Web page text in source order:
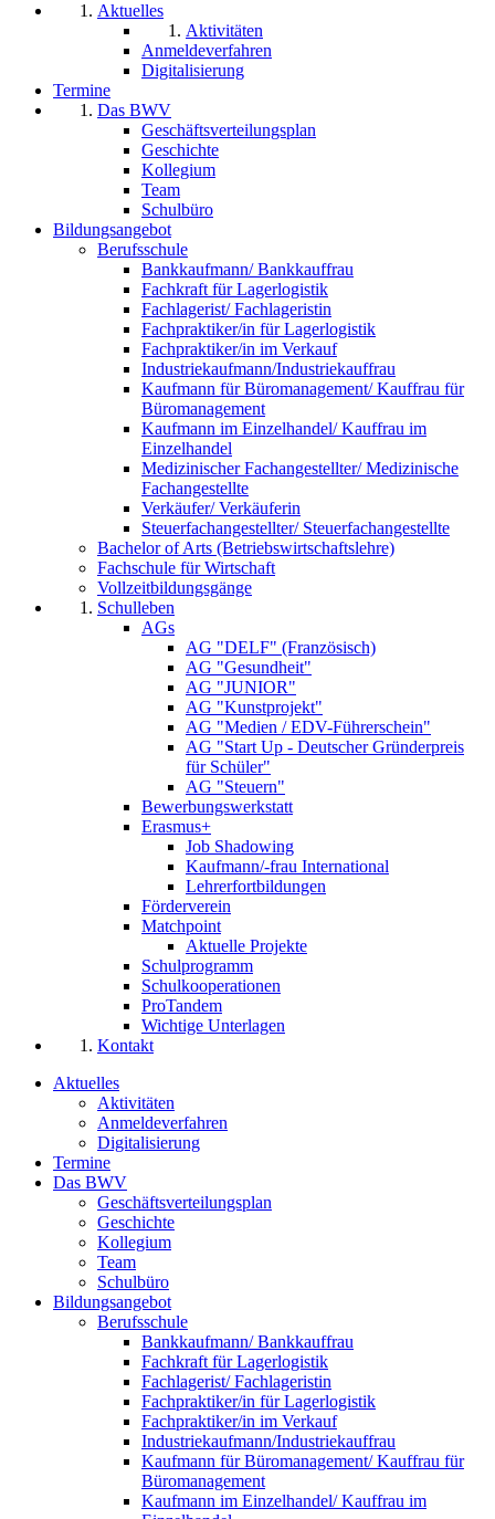
Aktuelles
Aktivitäten
Anmeldeverfahren
Digitalisierung
Termine
Das BWV
Geschäftsverteilungsplan
Geschichte
Kollegium
Team
Schulbüro
Bildungsangebot
Berufsschule
Bankkaufmann/ Bankkauffrau
Fachkraft für Lagerlogistik
Fachlagerist/ Fachlageristin
Fachpraktiker/in für Lagerlogistik
Fachpraktiker/in im Verkauf
Industriekaufmann/Industriekauffrau
Kaufmann für Büromanagement/ Kauffrau für
Büromanagement
Kaufmann im Einzelhandel/ Kauffrau im
Einzelhandel
Medizinischer Fachangestellter/ Medizinische
Fachangestellte
Verkäufer/ Verkäuferin
Steuerfachangestellter/ Steuerfachangestellte
Bachelor of Arts (Betriebswirtschaftslehre)
Fachschule für Wirtschaft
Vollzeitbildungsgänge
Schulleben
AGs
AG "DELF" (Französisch)
AG "Gesundheit"
AG "JUNIOR"
AG "Kunstprojekt"
AG "Medien / EDV-Führerschein"
AG "Start Up - Deutscher Gründerpreis
für Schüler"
AG "Steuern"
Bewerbungswerkstatt
Erasmus+
Job Shadowing
Kaufmann/-frau International
Lehrerfortbildungen
Förderverein
Matchpoint
Aktuelle Projekte
Schulprogramm
Schulkooperationen
ProTandem
Wichtige Unterlagen
Kontakt
Aktuelles
Aktivitäten
Anmeldeverfahren
Digitalisierung
Termine
Das BWV
Geschäftsverteilungsplan
Geschichte
Kollegium
Team
Schulbüro
Bildungsangebot
Berufsschule
Bankkaufmann/ Bankkauffrau
Fachkraft für Lagerlogistik
Fachlagerist/ Fachlageristin
Fachpraktiker/in für Lagerlogistik
Fachpraktiker/in im Verkauf
Industriekaufmann/Industriekauffrau
Kaufmann für Büromanagement/ Kauffrau für
Büromanagement
Kaufmann im Einzelhandel/ Kauffrau im